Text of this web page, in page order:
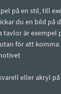
på en stil, till
du en bild på
tavlor är exempel
för att komma
eller akryl